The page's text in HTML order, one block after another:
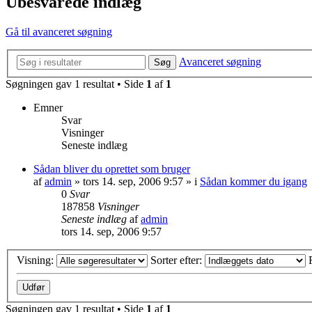
Gå til avanceret søgning
Søg
Avanceret søgning
Søgningen gav 1 resultat • Side 1 af 1
Emner
Svar
Visninger
Seneste indlæg
Sådan bliver du oprettet som bruger
afadmin » tors 14. sep, 2006 9:57 » i Sådan kommer du igang
0 Svar
187858 Visninger
Seneste indlæg afadmin
tors 14. sep, 2006 9:57
Visning: Sorter efter:
Søgningen gav 1 resultat • Side 1 af 1